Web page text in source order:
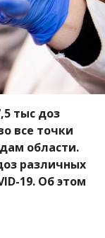
тыс доз
все точки
области.
различных
19. Об этом